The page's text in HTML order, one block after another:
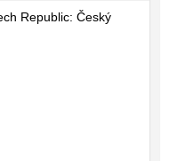
Republic: Český